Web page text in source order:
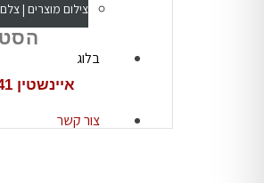
צילום מוצרים | צלם
בלוג
צור קשר
איינשטין 41 תל אביב